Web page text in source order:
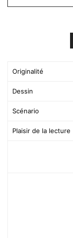
Originalité
Dessin
Scénario
Plaisir de la lecture